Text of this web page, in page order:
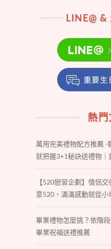
LINE@ &
熱門
萬用完美禮物配方推薦 -
就把握3+1秘訣送禮物｜
【520戀習企劃】情侶
意520，滿滿感動就從小
畢業禮物怎麼挑？依階
畢業祝福送禮推薦